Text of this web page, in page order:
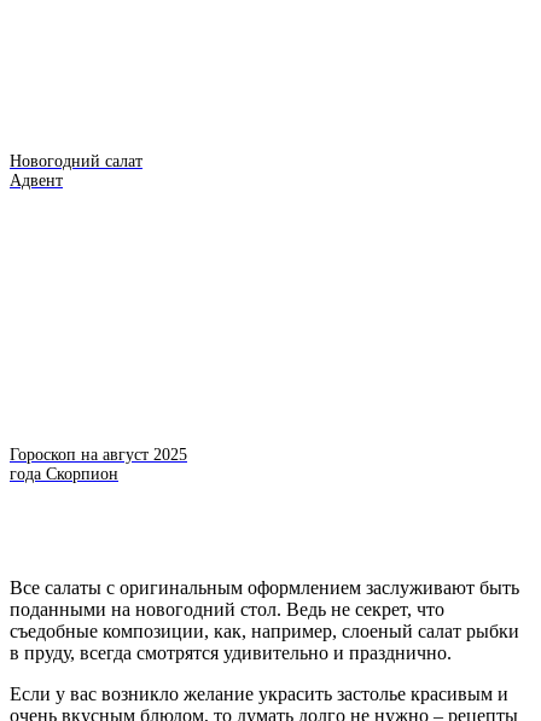
Новогодний салат
Адвент
Гороскоп на август 2025
года Скорпион
Все салаты с оригинальным оформлением заслуживают быть
поданными на новогодний стол. Ведь не секрет, что
съедобные композиции, как, например, слоеный салат рыбки
в пруду, всегда смотрятся удивительно и празднично.
Если у вас возникло желание украсить застолье красивым и
очень вкусным блюдом, то думать долго не нужно – рецепты